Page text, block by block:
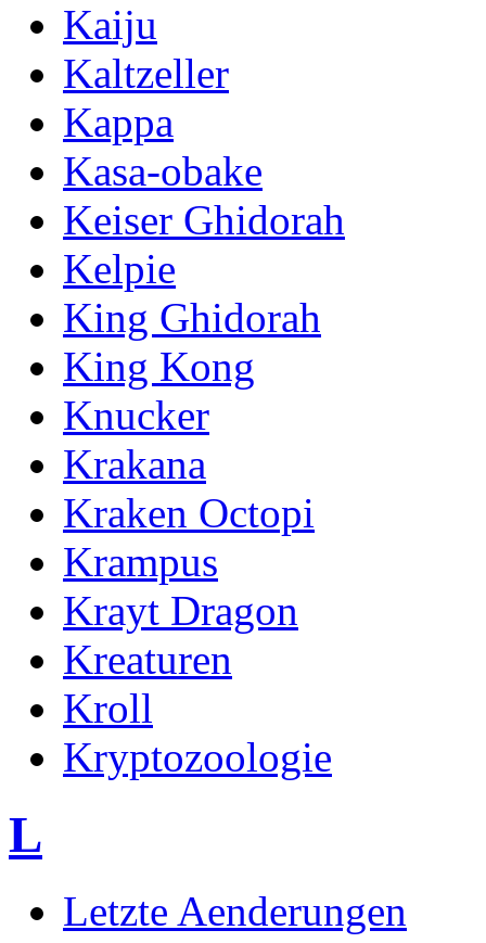
Kaiju
Kaltzeller
Kappa
Kasa-obake
Keiser Ghidorah
Kelpie
King Ghidorah
King Kong
Knucker
Krakana
Kraken Octopi
Krampus
Krayt Dragon
Kreaturen
Kroll
Kryptozoologie
L
Letzte Aenderungen